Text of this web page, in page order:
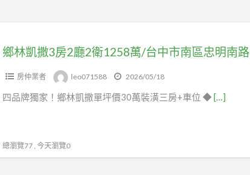
鄉林凱撒3房2廳2衛1258萬/台中市南區忠明南路
房仲業者 leo071588 2026/05/18
四品牌獨家！鄉林凱撒單坪價30萬裝潢三房+車位 ◆[…]
總瀏覽77 , 今天瀏覽0